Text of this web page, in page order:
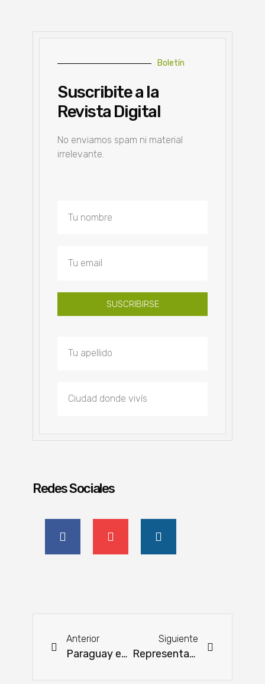
Boletín
Suscribite a la
Revista Digital
No enviamos spam ni material
irrelevante.
SUSCRIBIRSE
Redes Sociales
Anterior
Paraguay está como uno de los países con porcentaje más bajo de hambre
Siguiente
Representantes del Banco Mundial cumplirán misión técnica oficial en nuestro país para evaluar alcances del Proyecto PIMA